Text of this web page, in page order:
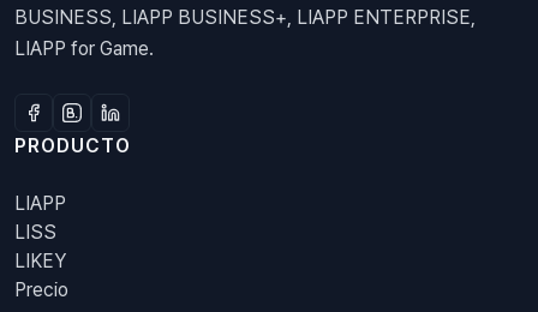
BUSINESS, LIAPP BUSINESS+, LIAPP ENTERPRISE,
LIAPP for Game.
PRODUCTO
LIAPP
LISS
LIKEY
Precio